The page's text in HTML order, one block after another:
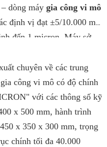
– dòng máy gia công vi mô
định vị đạt ±5/10.000 mm
đến 1 micron. Máy sở
nhiệt ±0,1°C, đảm bảo
tinh và vật liệu đặc
bịCNC Arumatik-Mi hỗ
Mycenter-SUPER
chogia công khuôn mẫu,
dẫn.
chuyên về các trung
công vi mô có độ chính
với các thông số kỹ
x 500 mm, hành trình
x 350 x 300 mm, trọng
chính tối đa 40.000